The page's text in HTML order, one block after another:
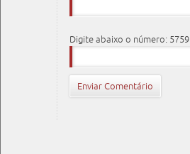
Digite abaixo o número: 5759